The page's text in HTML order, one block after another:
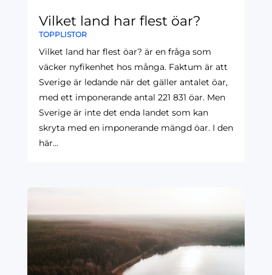
Vilket land har flest öar?
TOPPLISTOR
Vilket land har flest öar? är en fråga som
väcker nyfikenhet hos många. Faktum är att
Sverige är ledande när det gäller antalet öar,
med ett imponerande antal 221 831 öar. Men
Sverige är inte det enda landet som kan
skryta med en imponerande mängd öar. I den
här...